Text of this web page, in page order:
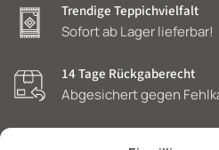
Trendige Teppichvielfalt
Sofort ab Lager lieferbar!
14 Tage Rückgaberecht
Abgesichert gegen